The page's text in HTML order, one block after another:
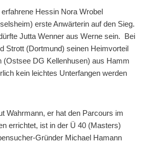
Hessin Nora Wrobel
erste Anwärterin auf den Sieg.
Jutta Wenner aus Werne sein. Bei
Strott (Dortmund) seinen Heimvorteil
(Ostsee DG Kellenhusen) aus Hamm
kein leichtes Unterfangen werden
Wahrmann, er hat den Parcours im
errichtet, ist in der Ü 40 (Masters)
Gründer Michael Hamann